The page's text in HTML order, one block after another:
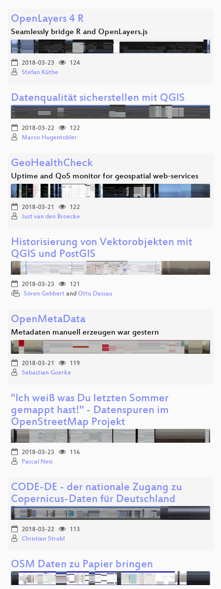
OpenLayers 4 R
Seamlessly bridge R and OpenLayers.js
2018-03-23
124
Stefan Küthe
Datenqualität sicherstellen mit QGIS
2018-03-22
122
Marco Hugentobler
GeoHealthCheck
Uptime and QoS monitor for geospatial web-services
2018-03-21
122
Just van den Broecke
Historisierung von Vektorobjekten mit
QGIS und PostGIS
2018-03-23
121
Sören Gebbert and Otto Dassau
OpenMetaData
Metadaten manuell erzeugen war gestern
2018-03-21
119
Sebastian Goerke
"Ich weiß was Du letzten Sommer
gemappt hast!" - Datenspuren im
OpenStreetMap Projekt
2018-03-23
116
Pascal Neis
CODE-DE - der nationale Zugang zu
Copernicus-Daten für Deutschland
2018-03-22
113
Christian Strobl
OSM Daten zu Papier bringen